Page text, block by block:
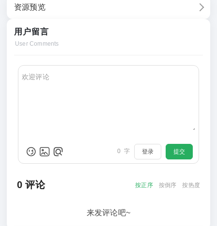
资源预览
用户留言
User Comments
0 字 登录 提交
0 评论 按正序 按倒序 按热度
来发评论吧~